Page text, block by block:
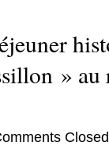
» au
Closed